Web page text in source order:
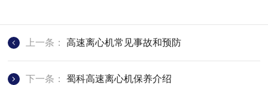
上一条：高速离心机常见事故和预防
下一条：蜀科高速离心机保养介绍